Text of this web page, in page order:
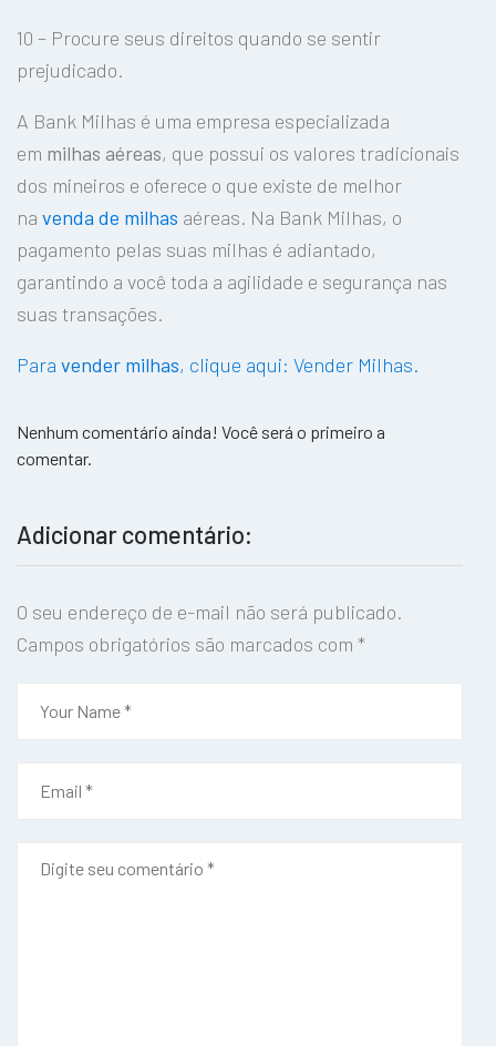
10 – Procure seus direitos quando se sentir
prejudicado.
A Bank Milhas é uma empresa especializada
em milhas aéreas, que possui os valores tradicionais
dos mineiros e oferece o que existe de melhor
na venda de milhas aéreas. Na Bank Milhas, o
pagamento pelas suas milhas é adiantado,
garantindo a você toda a agilidade e segurança nas
suas transações.
Para vender milhas, clique aqui: Vender Milhas.
Nenhum comentário ainda! Você será o primeiro a
comentar.
Adicionar comentário:
O seu endereço de e-mail não será publicado.
Campos obrigatórios são marcados com *